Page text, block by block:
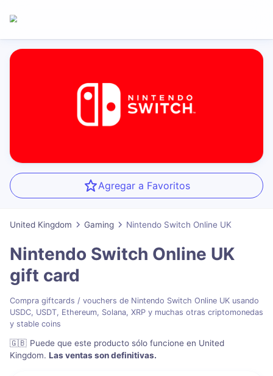
Agregar a Favoritos
United Kingdom Gaming Nintendo Switch Online UK
Nintendo Switch Online UK
gift card
Compra giftcards / vouchers de Nintendo Switch Online UK usando
USDC, USDT, Ethereum, Solana, XRP y muchas otras criptomonedas
y stable coins
🇬🇧 Puede que este producto sólo funcione en United
Kingdom. Las ventas son definitivas.